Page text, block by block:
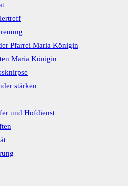
Pfarrei Maria Königin
Maria Königin
stärken
und Hofdienst